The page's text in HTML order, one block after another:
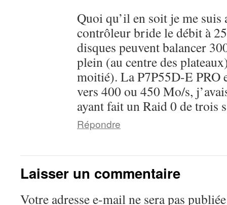
Quoi qu’il en soit je me suis
contrôleur bride le débit à
disques peuvent balancer
plein (au centre des
moitié). La P7P55D-E PRO
vers 400 ou 450 Mo/s,
ayant fait un Raid 0 de trois
Répondre
Laisser un commentaire
Votre adresse e-mail ne sera pas